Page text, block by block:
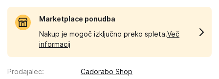
Marketplace ponudba
Nakup je mogoč izključno preko spleta.Več
informacij
Prodajalec:
Cadorabo Shop